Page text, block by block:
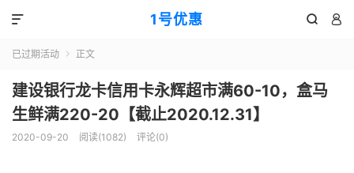
1号优惠  

已过期活动  正文
建设银行龙卡信用卡永辉超市满60-10，盒马
生鲜满220-20【截止2020.12.31】
2020-09-20 阅读(1082) 评论(0)